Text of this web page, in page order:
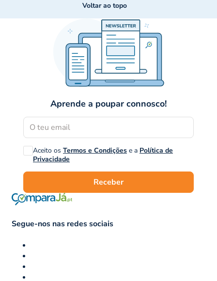
Voltar ao topo
Aprende a poupar connosco!
Aceito os Termos e Condições e a Política de
Privacidade
Receber
Segue-nos nas redes sociais